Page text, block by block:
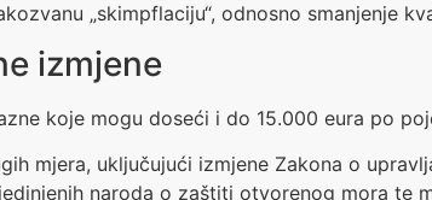
„skimpflaciju“, odnosno smanjenje
izmjene
koje mogu doseći i do 15.000 eura po
mjera, uključujući izmjene Zakona o
naroda o zaštiti otvorenog mora te